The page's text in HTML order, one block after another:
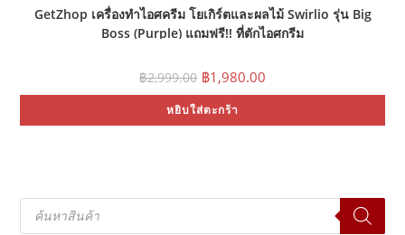
GetZhop เครื่องทำไอศครีม โยเกิร์ตและผลไม้ Swirlio รุ่น Big
Boss (Purple) แถมฟรี!! ที่ตักไอศกรีม
฿2,999.00 Original
price
was:
฿2,999.00.
฿1,980.00
is:
หยิบใส่ตะกร้า
Products
search